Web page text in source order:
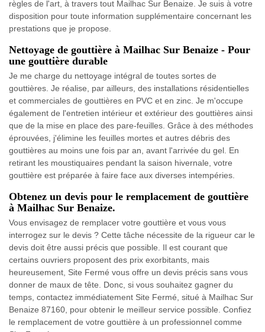
règles de l'art, à travers tout Mailhac Sur Benaize. Je suis à votre
disposition pour toute information supplémentaire concernant les
prestations que je propose.
Nettoyage de gouttière à Mailhac Sur Benaize - Pour
une gouttière durable
Je me charge du nettoyage intégral de toutes sortes de
gouttières. Je réalise, par ailleurs, des installations résidentielles
et commerciales de gouttières en PVC et en zinc. Je m'occupe
également de l'entretien intérieur et extérieur des gouttières ainsi
que de la mise en place des pare-feuilles. Grâce à des méthodes
éprouvées, j'élimine les feuilles mortes et autres débris des
gouttières au moins une fois par an, avant l'arrivée du gel. En
retirant les moustiquaires pendant la saison hivernale, votre
gouttière est préparée à faire face aux diverses intempéries.
Obtenez un devis pour le remplacement de gouttière
à Mailhac Sur Benaize.
Vous envisagez de remplacer votre gouttière et vous vous
interrogez sur le devis ? Cette tâche nécessite de la rigueur car le
devis doit être aussi précis que possible. Il est courant que
certains ouvriers proposent des prix exorbitants, mais
heureusement, Site Fermé vous offre un devis précis sans vous
donner de maux de tête. Donc, si vous souhaitez gagner du
temps, contactez immédiatement Site Fermé, situé à Mailhac Sur
Benaize 87160, pour obtenir le meilleur service possible. Confiez
le remplacement de votre gouttière à un professionnel comme